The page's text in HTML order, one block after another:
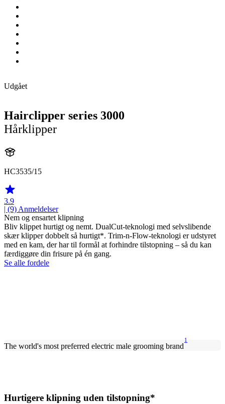
Udgået
Hairclipper series 3000
Hårklipper
HC3535/15
3.9
| (9) Anmeldelser
Nem og ensartet klipning
Bliv klippet hurtigt og nemt. DualCut-teknologi med selvslibende
skær klipper dobbelt så hurtigt*. Trim-n-Flow-teknologi er udstyret
med en kam, der har til formål at forhindre tilstopning – så du kan
færdiggøre din frisure på én gang.
Se alle fordele
The world's most preferred electric male grooming brand
1
Hurtigere klipning uden tilstopning*